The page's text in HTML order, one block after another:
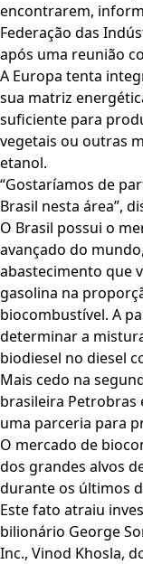
encontrarem,
Federação das
após uma reunião
A Europa tenta
sua matriz
suficiente para
vegetais ou outras
etanol.
“Gostaríamos de
Brasil nesta área”,
O Brasil possui o
avançado do
abastecimento que
gasolina na
biocombustível. A
determinar a
biodiesel no diesel
Mais cedo na
brasileira Petrobras
uma parceria para
O mercado de
dos grandes alvos
durante os últimos
Este fato atraiu
bilionário George
Inc., Vinod Khosla,